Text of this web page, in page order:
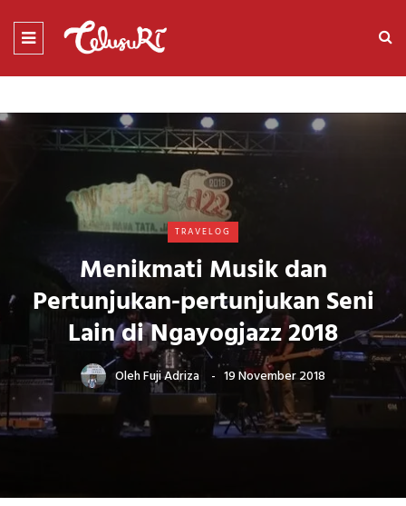
TRAVELOG
Menikmati Musik dan
Pertunjukan-pertunjukan Seni
Lain di Ngayogjazz 2018
OlehFuji Adriza 19 November 2018